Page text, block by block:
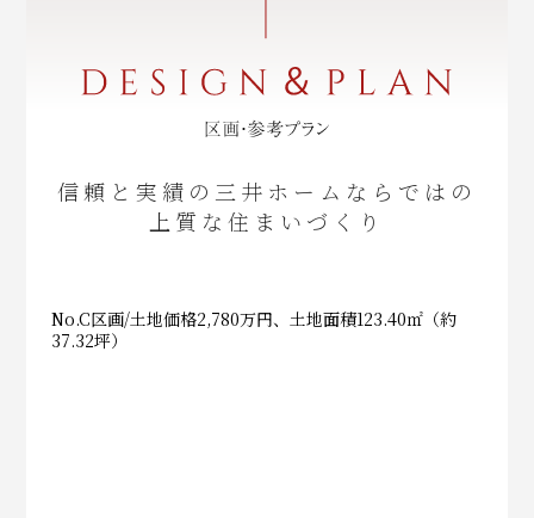
信頼と実績の三井ホームならではの
上質な住まいづくり
No.C区画/土地価格2,780万円、土地面積123.40㎡（約
37.32坪）